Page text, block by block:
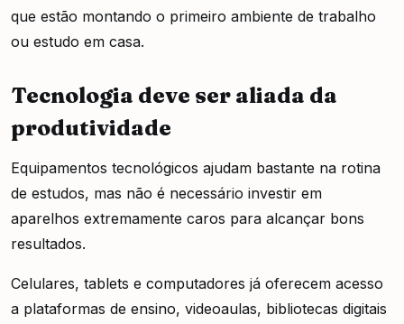
que estão montando o primeiro ambiente de trabalho
ou estudo em casa.
Tecnologia deve ser aliada da
produtividade
Equipamentos tecnológicos ajudam bastante na rotina
de estudos, mas não é necessário investir em
aparelhos extremamente caros para alcançar bons
resultados.
Celulares, tablets e computadores já oferecem acesso
a plataformas de ensino, videoaulas, bibliotecas digitais